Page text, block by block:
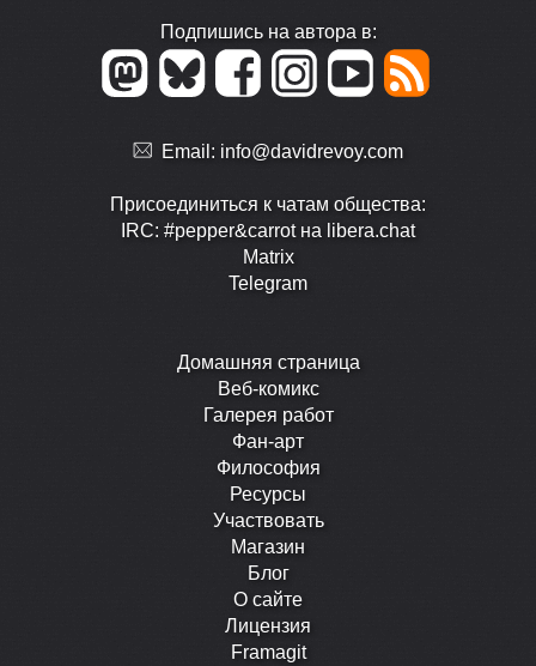
Подпишись на автора в:
Email: info@davidrevoy.com
Присоединиться к чатам общества:
IRC: #pepper&carrot на libera.chat
Matrix
Telegram
Домашняя страница
Веб-комикс
Галерея работ
Фан-арт
Философия
Ресурсы
Участвовать
Магазин
Блог
О сайте
Лицензия
Framagit